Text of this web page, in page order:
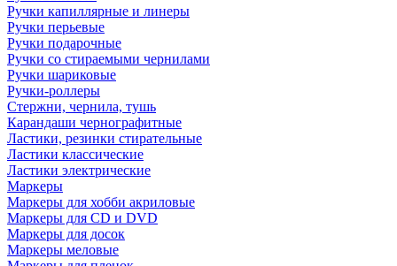
Ручки капиллярные и линеры
Ручки перьевые
Ручки подарочные
Ручки со стираемыми чернилами
Ручки шариковые
Ручки-роллеры
Стержни, чернила, тушь
Карандаши чернографитные
Ластики, резинки стирательные
Ластики классические
Ластики электрические
Маркеры
Маркеры для хобби акриловые
Маркеры для CD и DVD
Маркеры для досок
Маркеры меловые